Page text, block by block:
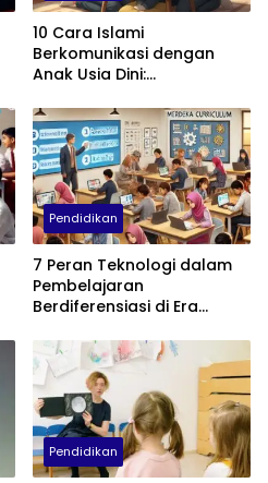
10 Cara Islami
Berkomunikasi dengan
Anak Usia Dini:
Empati, dan Cinta
Pendidikan
7 Peran Teknologi dalam
Pembelajaran
Berdiferensiasi di Era
Pendidikan